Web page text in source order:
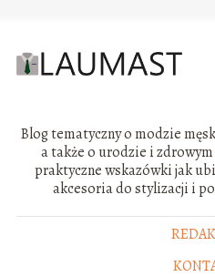
Blog tematyczny o modzie
a także o urodzie i
praktyczne wskazówki jak
akcesoria do stylizacji i